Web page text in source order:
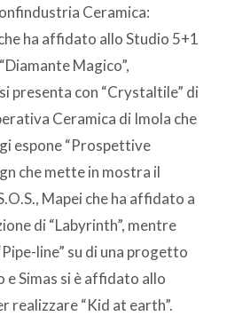
Ceramica:
ha affidato allo Studio 5+1
Magico”,
presenta con “Crystaltile” di
Ceramica di Imola che
espone “Prospettive
che mette in mostra il
Mapei che ha affidato a
di “Labyrinth”, mentre
line” su di una progetto
e Simas si è affidato allo
realizzare “Kid at earth”.